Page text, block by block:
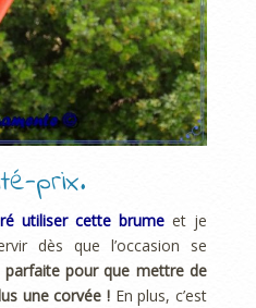
prix.
utiliser cette brumeet je
dès que l’occasion se
parfaite pour que mettre de
une corvée ! En plus, c’est